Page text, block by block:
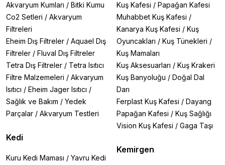
Irk Boyutuna Göre En Çok Satan Yaşlı Köpek
Küçük Irk Yaşlı Köpek Mamaları (1-10kg)
Royal Canin X-Small Ageing 8+
10 yaş üstü minikler için
L-Carnitin ile kilo kontrolü
Hills Science Plan Small Mature 7+
Küçük granül boyutu
Orta Irk Yaşlı Köpek Mamaları (11-25kg)
Pro Plan Medium Adult 7+ Somonlu
14kg ekonomik paket
ND Düşük Tahıllı Senior Tavuk+Nar
%60 taze et içerikli
Akvaryum Kumları / Bitki Kumu
Co2 Setleri / Akvaryum
Filtreleri
Eheim Dış Filtreler / Aquael Dış
Filtreler / Fluval Dış Filtreler
Tetra Dış Filtreler / Tetra Isıtıcı
Filtre Malzemeleri / Akvaryum
Isıtıcı / Eheim Jager Isıtıcı /
Sağlık ve Bakım / Yedek
Parçalar / Akvaryum Testleri
Kedi
Kuru Kedi Maması / Yavru Kedi
Kuş Kafesi / Papağan Kafesi
Muhabbet Kuş Kafesi /
Kanarya Kuş Kafesi / Kuş
Oyuncakları / Kuş Tünekleri /
Kuş Mamaları
Kuş Aksesuarları / Kuş Krakeri
Kuş Banyoluğu / Doğal Dal
Darı
Ferplast Kuş Kafesi / Dayang
Papağan Kafesi / Kuş Sağlığı
Vision Kuş Kafesi / Gaga Taşı
Kemirgen